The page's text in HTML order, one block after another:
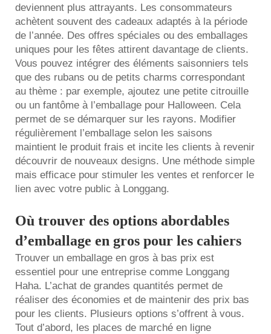
deviennent plus attrayants. Les consommateurs
achètent souvent des cadeaux adaptés à la période
de l’année. Des offres spéciales ou des emballages
uniques pour les fêtes attirent davantage de clients.
Vous pouvez intégrer des éléments saisonniers tels
que des rubans ou de petits charms correspondant
au thème : par exemple, ajoutez une petite citrouille
ou un fantôme à l’emballage pour Halloween. Cela
permet de se démarquer sur les rayons. Modifier
régulièrement l’emballage selon les saisons
maintient le produit frais et incite les clients à revenir
découvrir de nouveaux designs. Une méthode simple
mais efficace pour stimuler les ventes et renforcer le
lien avec votre public à Longgang.
Où trouver des options abordables
d’emballage en gros pour les cahiers
Trouver un emballage en gros à bas prix est
essentiel pour une entreprise comme Longgang
Haha. L’achat de grandes quantités permet de
réaliser des économies et de maintenir des prix bas
pour les clients. Plusieurs options s’offrent à vous.
Tout d’abord, les places de marché en ligne